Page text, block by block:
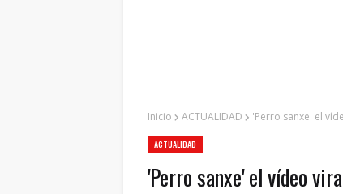
Inicio ACTUALIDAD 'Perro sanxe' el
ACTUALIDAD
'Perro sanxe' el vídeo